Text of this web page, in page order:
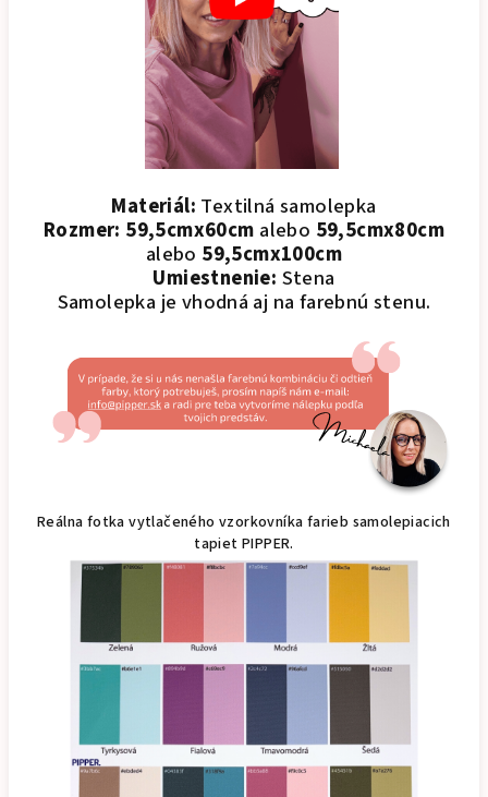
Materiál: Textilná samolepka
Rozmer: 59,5cmx60cm alebo 59,5cmx80cm
alebo 59,5cmx100cm
Umiestnenie: Stena
Samolepka je vhodná aj na farebnú stenu.
Reálna fotka vytlačeného vzorkovníka farieb samolepiacich
tapiet PIPPER.